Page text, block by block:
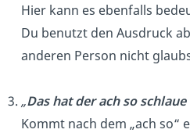
Hier kann es ebenfalls
Du benutzt den Ausdruck
anderen Person nicht
„Das hat der ach so
Kommt nach dem „ach so“